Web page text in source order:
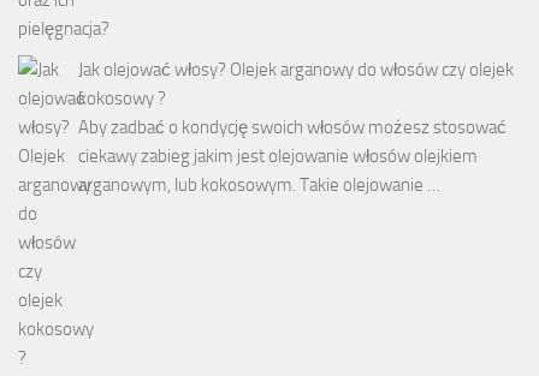
Jak olejować włosy? Olejek arganowy do włosów czy olejek
kokosowy ?
Aby zadbać o kondycję swoich włosów możesz stosować
ciekawy zabieg jakim jest olejowanie włosów olejkiem
arganowym, lub kokosowym. Takie olejowanie …